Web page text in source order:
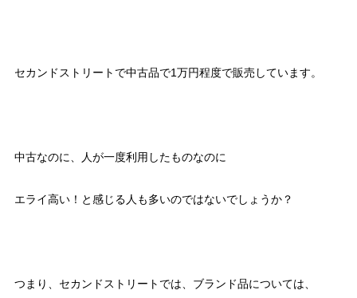
セカンドストリートで中古品で1万円程度で販売しています。
中古なのに、人が一度利用したものなのに
エライ高い！と感じる人も多いのではないでしょうか？
つまり、セカンドストリートでは、ブランド品については、